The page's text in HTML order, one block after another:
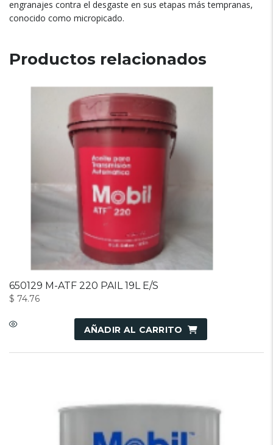
engranajes contra el desgaste en sus etapas más tempranas,
conocido como micropicado.
Productos relacionados
650129 M-ATF 220 PAIL 19L E/S
$ 74.76
AÑADIR AL CARRITO